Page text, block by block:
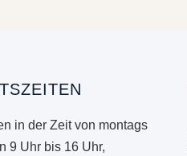
in der Zeit von montags
9 Uhr bis 16 Uhr,